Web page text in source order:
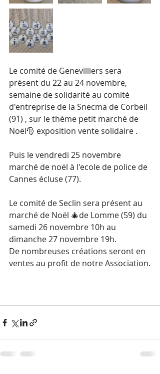
Le comité de Genevilliers sera
présent du 22 au 24 novembre,
semaine de solidarité au comité
d'entreprise de la Snecma de Corbeil
(91) , sur le thème petit marché de
Noël🎅 exposition vente solidaire .
Puis le vendredi 25 novembre
marché de noël à l'ecole de police de
Cannes écluse (77).
Le comité de Seclin sera présent au
marché de Noël 🎄de Lomme (59) du
samedi 26 novembre 10h au
dimanche 27 novembre 19h.
De nombreuses créations seront en
ventes au profit de notre Association.